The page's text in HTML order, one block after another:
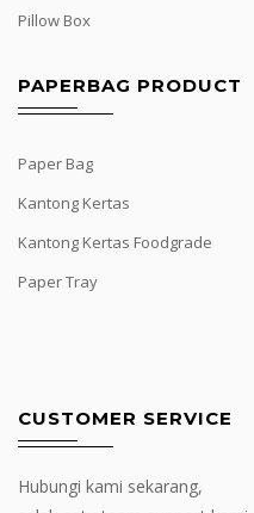
Pillow Box
PAPERBAG PRODUCT
Paper Bag
Kantong Kertas
Kantong Kertas Foodgrade
Paper Tray
CUSTOMER SERVICE
Hubungi kami sekarang,